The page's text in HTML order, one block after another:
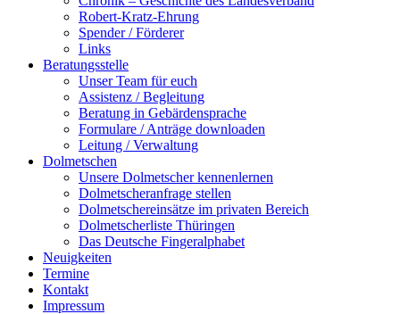
Robert-Kratz-Ehrung
Spender / Förderer
Links
Beratungsstelle
Unser Team für euch
Assistenz / Begleitung
Beratung in Gebärdensprache
Formulare / Anträge downloaden
Leitung / Verwaltung
Dolmetschen
Unsere Dolmetscher kennenlernen
Dolmetscheranfrage stellen
Dolmetschereinsätze im privaten Bereich
Dolmetscherliste Thüringen
Das Deutsche Fingeralphabet
Neuigkeiten
Termine
Kontakt
Impressum